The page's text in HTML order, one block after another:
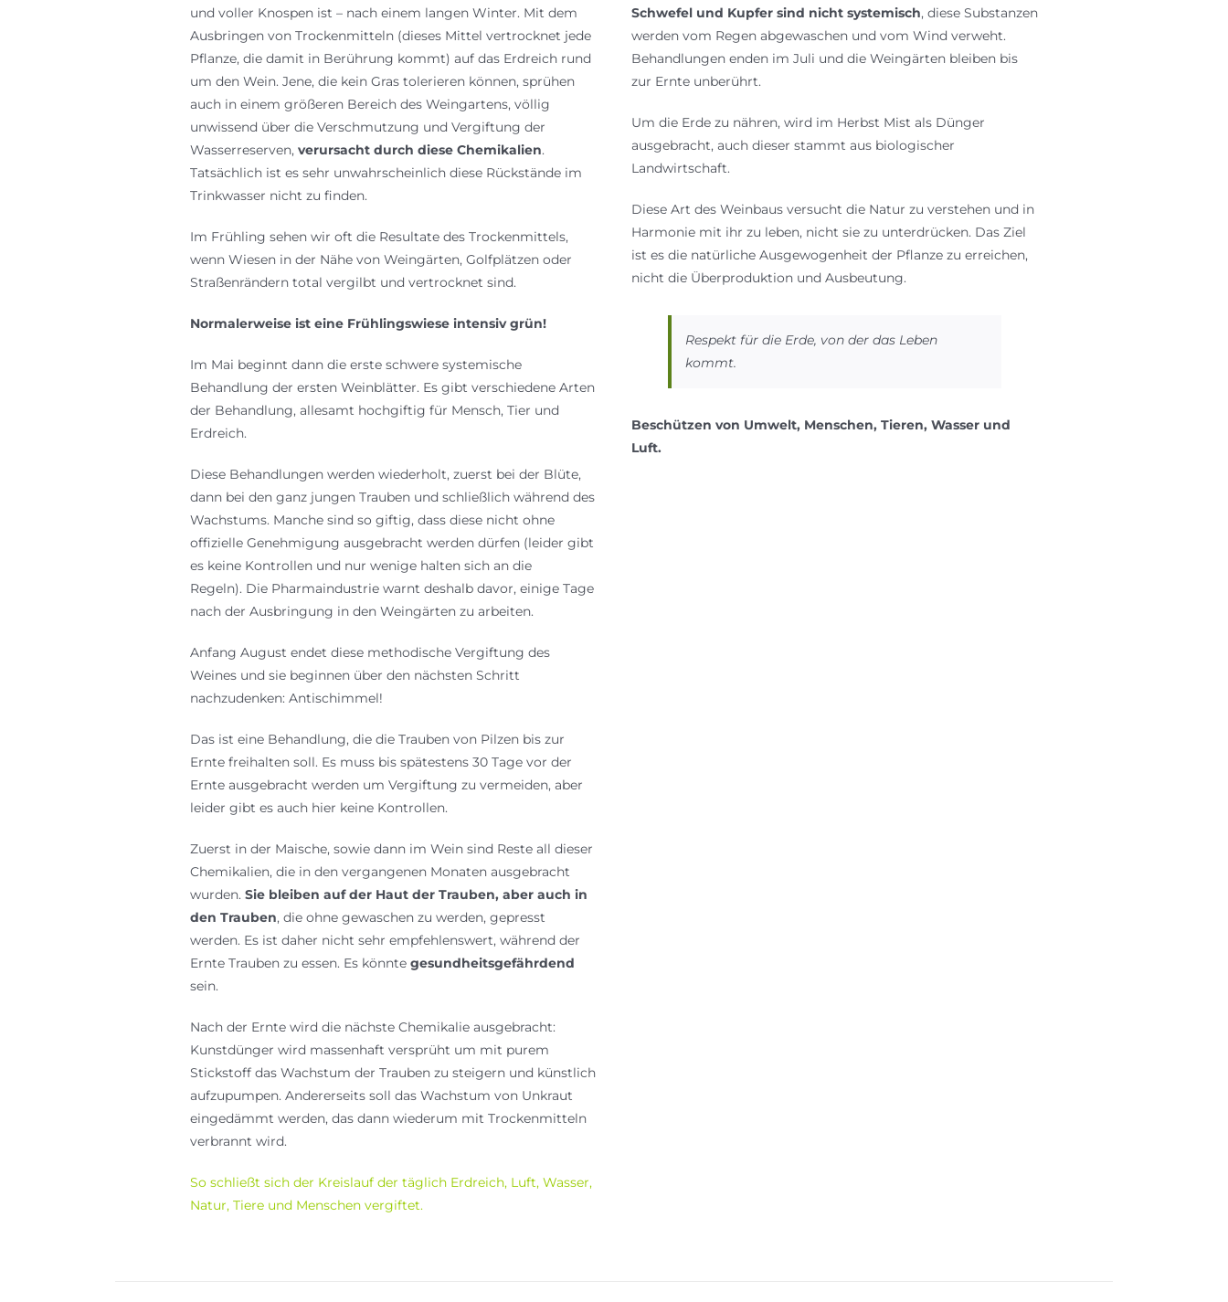
und voller Knospen ist – nach einem langen Winter. Mit dem
Ausbringen von Trockenmitteln (dieses Mittel vertrocknet jede
Pflanze, die damit in Berührung kommt) auf das Erdreich rund
um den Wein. Jene, die kein Gras tolerieren können, sprühen
auch in einem größeren Bereich des Weingartens, völlig
unwissend über die Verschmutzung und Vergiftung der
Wasserreserven,verursacht durch diese Chemikalien.
Tatsächlich ist es sehr unwahrscheinlich diese Rückstände im
Trinkwasser nicht zu finden.
Im Frühling sehen wir oft die Resultate des Trockenmittels,
wenn Wiesen in der Nähe von Weingärten, Golfplätzen oder
Straßenrändern total vergilbt und vertrocknet sind.
Normalerweise ist eine Frühlingswiese intensiv grün!
Im Mai beginnt dann die erste schwere systemische
Behandlung der ersten Weinblätter. Es gibt verschiedene Arten
der Behandlung, allesamt hochgiftig für Mensch, Tier und
Erdreich.
Diese Behandlungen werden wiederholt, zuerst bei der Blüte,
dann bei den ganz jungen Trauben und schließlich während des
Wachstums. Manche sind so giftig, dass diese nicht ohne
offizielle Genehmigung ausgebracht werden dürfen (leider gibt
es keine Kontrollen und nur wenige halten sich an die
Regeln). Die Pharmaindustrie warnt deshalb davor, einige Tage
nach der Ausbringung in den Weingärten zu arbeiten.
Anfang August endet diese methodische Vergiftung des
Weines und sie beginnen über den nächsten Schritt
nachzudenken: Antischimmel!
Das ist eine Behandlung, die die Trauben von Pilzen bis zur
Ernte freihalten soll. Es muss bis spätestens 30 Tage vor der
Ernte ausgebracht werden um Vergiftung zu vermeiden, aber
leider gibt es auch hier keine Kontrollen.
Zuerst in der Maische, sowie dann im Wein sind Reste all dieser
Chemikalien, die in den vergangenen Monaten ausgebracht
wurden.Sie bleiben auf der Haut der Trauben, aber auch in
den Trauben, die ohne gewaschen zu werden, gepresst
werden. Es ist daher nicht sehr empfehlenswert, während der
Ernte Trauben zu essen. Es könntegesundheitsgefährdend
sein.
Nach der Ernte wird die nächste Chemikalie ausgebracht:
Kunstdünger wird massenhaft versprüht um mit purem
Stickstoff das Wachstum der Trauben zu steigern und künstlich
aufzupumpen. Andererseits soll das Wachstum von Unkraut
eingedämmt werden, das dann wiederum mit Trockenmitteln
verbrannt wird.
So schließt sich der Kreislauf der täglich Erdreich, Luft, Wasser,
Natur, Tiere und Menschen vergiftet.
Schwefel und Kupfer sind nicht systemisch, diese Substanzen
werden vom Regen abgewaschen und vom Wind verweht.
Behandlungen enden im Juli und die Weingärten bleiben bis
zur Ernte unberührt.
Um die Erde zu nähren, wird im Herbst Mist als Dünger
ausgebracht, auch dieser stammt aus biologischer
Landwirtschaft.
Diese Art des Weinbaus versucht die Natur zu verstehen und in
Harmonie mit ihr zu leben, nicht sie zu unterdrücken. Das Ziel
ist es die natürliche Ausgewogenheit der Pflanze zu erreichen,
nicht die Überproduktion und Ausbeutung.
Respekt für die Erde, von der das Leben
kommt.
Beschützen von Umwelt, Menschen, Tieren, Wasser und
Luft.